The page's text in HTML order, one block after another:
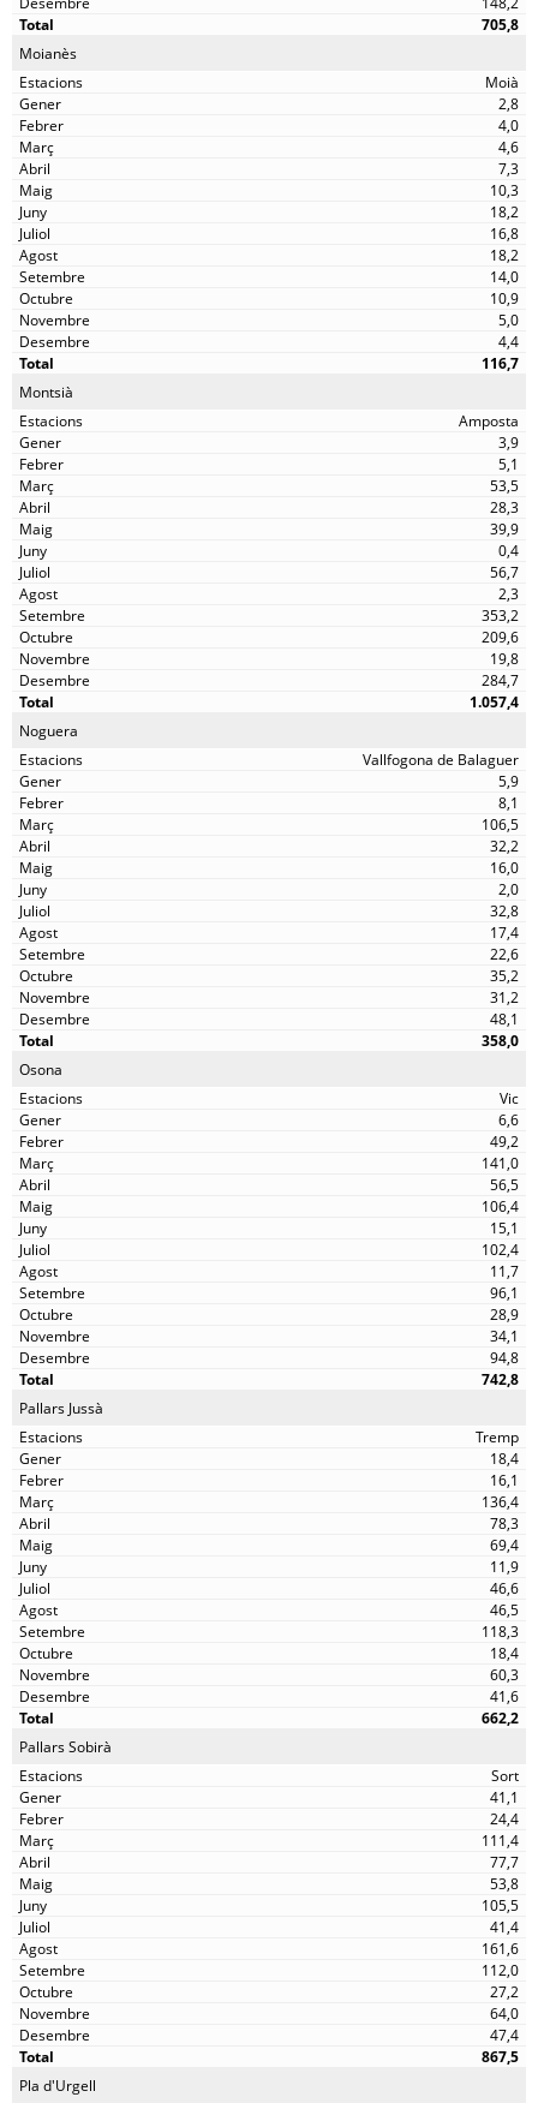
705,8
Moianès
Moià
2,8
4,0
4,6
7,3
10,3
18,2
16,8
18,2
14,0
10,9
5,0
4,4
116,7
Montsià
Amposta
3,9
5,1
53,5
28,3
39,9
0,4
56,7
2,3
353,2
209,6
19,8
284,7
1.057,4
Noguera
Vallfogona de Balaguer
5,9
8,1
106,5
32,2
16,0
2,0
32,8
17,4
22,6
35,2
31,2
48,1
358,0
Osona
Vic
6,6
49,2
141,0
56,5
106,4
15,1
102,4
11,7
96,1
28,9
34,1
94,8
742,8
Pallars Jussà
Tremp
18,4
16,1
136,4
78,3
69,4
11,9
46,6
46,5
118,3
18,4
60,3
41,6
662,2
Pallars Sobirà
Sort
41,1
24,4
111,4
77,7
53,8
105,5
41,4
161,6
112,0
27,2
64,0
47,4
867,5
Pla d'Urgell